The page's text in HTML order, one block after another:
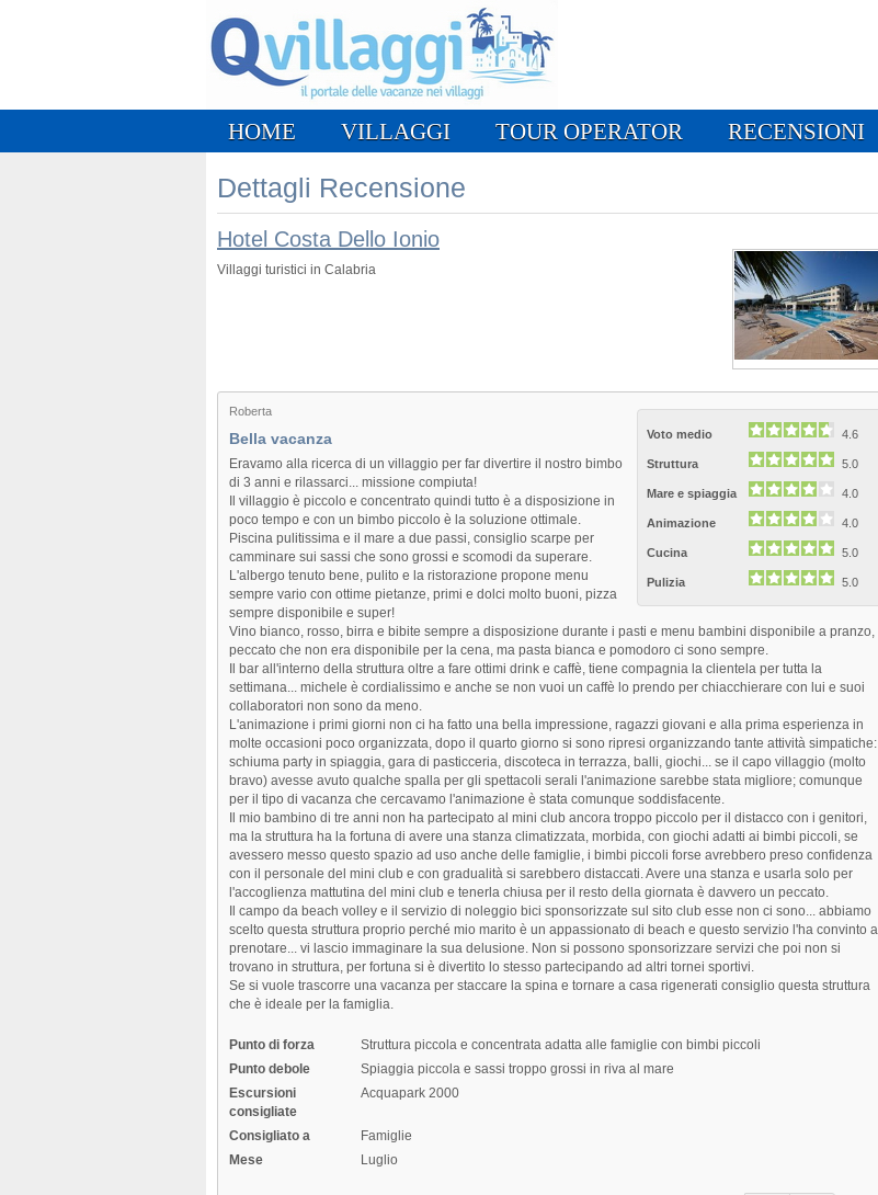
HOME VILLAGGI TOUR OPERATOR RECENSIONI
Dettagli Recensione
Hotel Costa Dello Ionio
Villaggi turistici in Calabria
Roberta
Voto medio
4.6
Struttura 5.0
Mare e spiaggia 4.0
Animazione 4.0
Cucina 5.0
Pulizia 5.0
Bella vacanza
Eravamo alla ricerca di un villaggio per far divertire il nostro bimbo
di 3 anni e rilassarci... missione compiuta!
Il villaggio è piccolo e concentrato quindi tutto è a disposizione in
poco tempo e con un bimbo piccolo è la soluzione ottimale.
Piscina pulitissima e il mare a due passi, consiglio scarpe per
camminare sui sassi che sono grossi e scomodi da superare.
L'albergo tenuto bene, pulito e la ristorazione propone menu
sempre vario con ottime pietanze, primi e dolci molto buoni, pizza
sempre disponibile e super!
Vino bianco, rosso, birra e bibite sempre a disposizione durante i pasti e menu bambini disponibile a pranzo,
peccato che non era disponibile per la cena, ma pasta bianca e pomodoro ci sono sempre.
Il bar all'interno della struttura oltre a fare ottimi drink e caffè, tiene compagnia la clientela per tutta la
settimana... michele è cordialissimo e anche se non vuoi un caffè lo prendo per chiacchierare con lui e suoi
collaboratori non sono da meno.
L'animazione i primi giorni non ci ha fatto una bella impressione, ragazzi giovani e alla prima esperienza in
molte occasioni poco organizzata, dopo il quarto giorno si sono ripresi organizzando tante attività simpatiche:
schiuma party in spiaggia, gara di pasticceria, discoteca in terrazza, balli, giochi... se il capo villaggio (molto
bravo) avesse avuto qualche spalla per gli spettacoli serali l'animazione sarebbe stata migliore; comunque
per il tipo di vacanza che cercavamo l'animazione è stata comunque soddisfacente.
Il mio bambino di tre anni non ha partecipato al mini club ancora troppo piccolo per il distacco con i genitori,
ma la struttura ha la fortuna di avere una stanza climatizzata, morbida, con giochi adatti ai bimbi piccoli, se
avessero messo questo spazio ad uso anche delle famiglie, i bimbi piccoli forse avrebbero preso confidenza
con il personale del mini club e con gradualità si sarebbero distaccati. Avere una stanza e usarla solo per
l'accoglienza mattutina del mini club e tenerla chiusa per il resto della giornata è davvero un peccato.
Il campo da beach volley e il servizio di noleggio bici sponsorizzate sul sito club esse non ci sono... abbiamo
scelto questa struttura proprio perché mio marito è un appassionato di beach e questo servizio l'ha convinto a
prenotare... vi lascio immaginare la sua delusione. Non si possono sponsorizzare servizi che poi non si
trovano in struttura, per fortuna si è divertito lo stesso partecipando ad altri tornei sportivi.
Se si vuole trascorre una vacanza per staccare la spina e tornare a casa rigenerati consiglio questa struttura
che è ideale per la famiglia.
Punto di forza
Struttura piccola e concentrata adatta alle famiglie con bimbi piccoli
Punto debole
Spiaggia piccola e sassi troppo grossi in riva al mare
Escursioni
consigliate
Acquapark 2000
Consigliato a
Famiglie
Mese
Luglio